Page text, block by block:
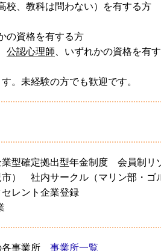
校、教科は問わない）を有する方
の資格を有する方
公認心理師 、いずれかの資格を有
。未経験の方でも歓迎です。
型確定拠出型年金制度 会員制リ
） 社内サークル（マリン部・ゴ
レント企業登録
各事業所 事業所一覧